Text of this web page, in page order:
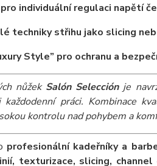
individuální regulaci napětí
techniky střihu jako slicing
Style” pro ochranu a
nůžek Salón Selecciónje
práci. Kombinace
kontrolu nad pohybem a
profesionální kadeřníky a
texturizace, slicing,